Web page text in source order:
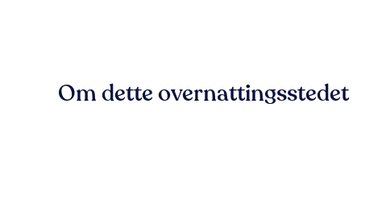
Om dette overnattingsstedet